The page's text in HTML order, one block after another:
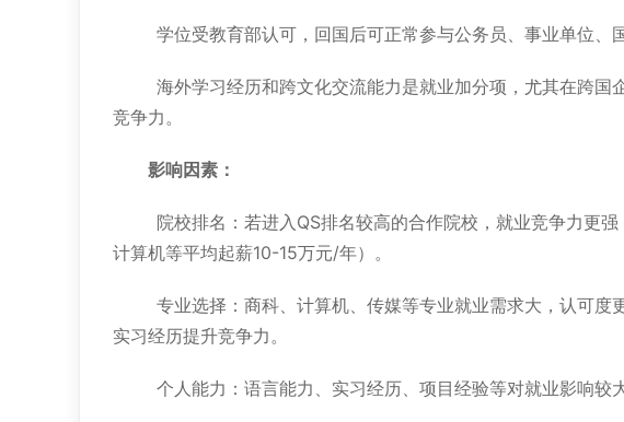
学位受教育部认可，回国后可正常参与公务员、事业单位、
海外学习经历和跨文化交流能力是就业加分项，尤其在跨国
竞争力。
影响因素：
院校排名：若进入QS排名较高的合作院校，就业竞争力更强
计算机等平均起薪10-15万元/年）。
专业选择：商科、计算机、传媒等专业就业需求大，认可度
实习经历提升竞争力。
个人能力：语言能力、实习经历、项目经验等对就业影响较